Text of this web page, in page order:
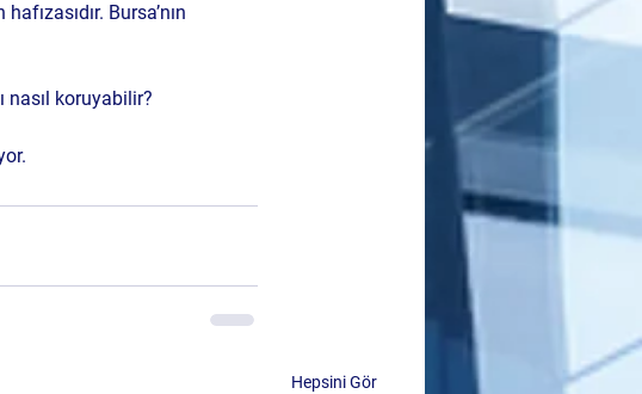
Bursa’nın
nasıl koruyabilir?
Hepsini Gör